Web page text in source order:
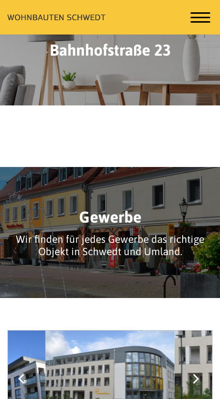
Bahnhofstraße 23
Gewerbe
Wir finden für jedes Gewerbe das richtige
Objekt in Schwedt und Umland.